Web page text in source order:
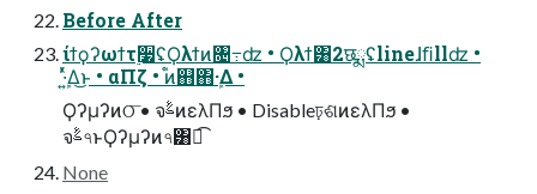
Before After
ίϯϙʔωϯτ࣮૷ʢϘλϯͷ৔߹ʣ • Ϙλϯ͸2छྨʢlineɺﬁllʣ •
ܾ·͍ͬͯΔ͜ͱ • αΠζ • ؙ֯ͷ஋΋ܾ·Δ •
Ϙʔμʔͷଠ͞ • จࣈͷελΠϧ • Disableঢ়ଶͷελΠϧ •
จࣈ৭ͱϘʔμʔͷ৭͸ಉ͡
None